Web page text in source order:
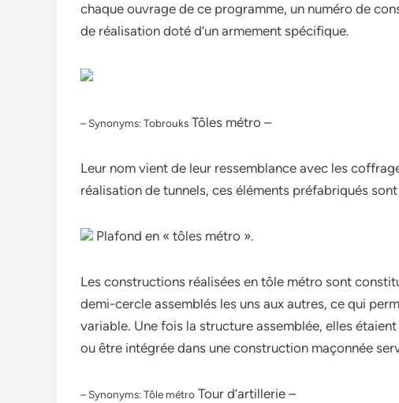
chaque ouvrage de ce programme, un numéro de
de réalisation doté d’un armement spécifique.
– Synonyms: Tobrouks Tôles métro –
Leur nom vient de leur ressemblance avec les
réalisation de tunnels, ces éléments préfabriqués
Plafond en « tôles métro ».
Les constructions réalisées en tôle métro sont
demi-cercle assemblés les uns aux autres, ce qui
variable. Une fois la structure assemblée, elles
ou être intégrée dans une construction maçonnée
– Synonyms: Tôle métro Tour d’artillerie –